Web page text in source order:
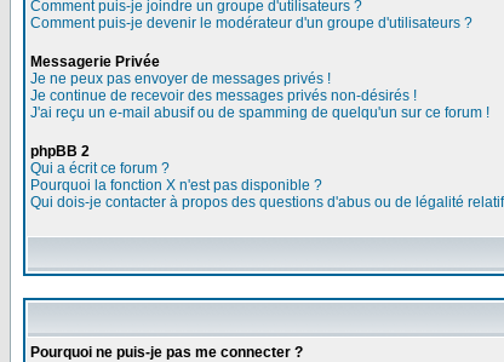
Comment puis-je joindre un groupe d'utilisateurs ?
Comment puis-je devenir le modérateur d'un groupe d'utilisateurs ?
Messagerie Privée
Je ne peux pas envoyer de messages privés !
Je continue de recevoir des messages privés non-désirés !
J'ai reçu un e-mail abusif ou de spamming de quelqu'un sur ce forum !
phpBB 2
Qui a écrit ce forum ?
Pourquoi la fonction X n'est pas disponible ?
Qui dois-je contacter à propos des questions d'abus ou de légalité
Pourquoi ne puis-je pas me connecter ?